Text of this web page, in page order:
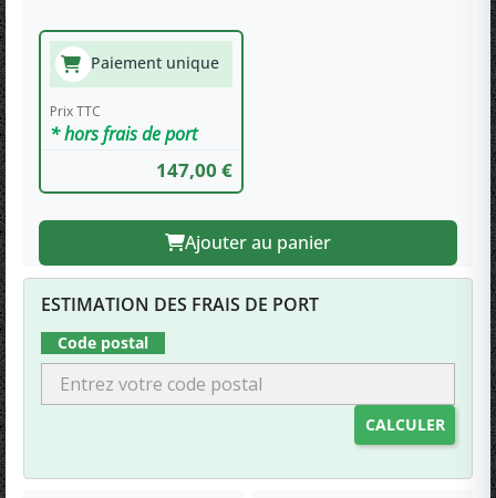
Paiement unique
Prix TTC
* hors frais de port
147,00 €
Ajouter au panier
ESTIMATION DES FRAIS DE PORT
Code postal
CALCULER